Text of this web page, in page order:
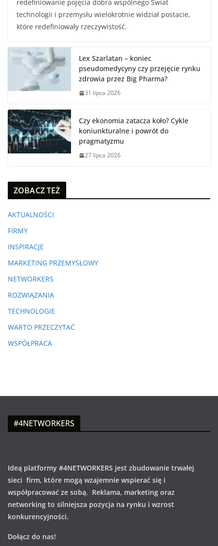
redefiniowanie pojęcia dobra wspólnego Świat
technologii i przemysłu wielokrotnie widział postacie,
które redefiniowały rzeczywistość.
Lex Szarlatan – koniec
pseudomedycyny czy przejęcie rynku
zdrowia przez Big Pharma?
31 lipca 2026
Czy ekonomia zatacza koło? Cykle
koniunkturalne i powrót do
pragmatyzmu
27 lipca 2026
ZOBACZ TEŻ
AKTUALNOŚCI
FIRMY
INSPIRACJE
MARKETING PRZEMYSŁOWY
NETWORKERS
ROZWIĄZANIA
TECHNOLOGIE
WARTO PRZECZYTAĆ
WSPÓŁPRACA
#4NETWORKERS
Ideą platformy #4NETWORKERS jest zbudowanie trwałej
sieci firm, które mogą wzajemnie wspierać się i
współpracować ze sobą. Reklama, marketing oraz
networking to silniejsza pozycja na rynku i wzrost
konkurencyjności.
Dołącz do nas!